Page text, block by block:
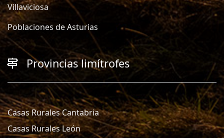
Villaviciosa
Poblaciones de Asturias
Provincias limítrofes
Casas Rurales Cantabria
Casas Rurales León